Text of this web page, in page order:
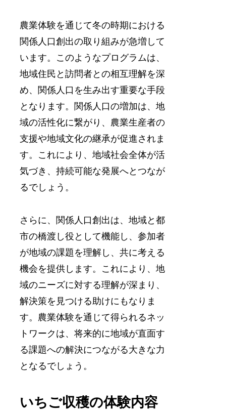
農業体験を通じて冬の時期における
関係人口創出の取り組みが急増して
います。このようなプログラムは、
地域住民と訪問者との相互理解を深
め、関係人口を生み出す重要な手段
となります。関係人口の増加は、地
域の活性化に繋がり、農業生産者の
支援や地域文化の継承が促進されま
す。これにより、地域社会全体が活
気づき、持続可能な発展へとつなが
るでしょう。
さらに、関係人口創出は、地域と都
市の橋渡し役として機能し、参加者
が地域の課題を理解し、共に考える
機会を提供します。これにより、地
域のニーズに対する理解が深まり、
解決策を見つける助けにもなりま
す。農業体験を通じて得られるネッ
トワークは、将来的に地域が直面す
る課題への解決につながる大きな力
となるでしょう。
いちご収穫の体験内容